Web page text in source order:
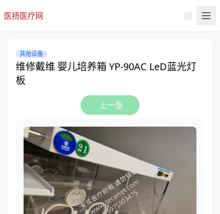
医扬医疗网
其他设备
维修戴维 婴儿培养箱 YP-90AC LeD蓝光灯
板
上一张